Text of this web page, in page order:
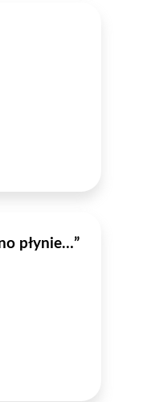
płynie…”